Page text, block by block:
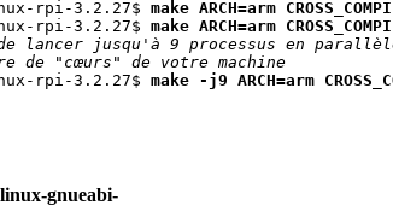
rpi-3.2.27$ make ARCH=arm
rpi-3.2.27$ make ARCH=arm
lancer jusqu'à 9 processus en
de "cœurs" de votre machine
rpi-3.2.27$ make -j9 ARCH=arm
gnueabi-